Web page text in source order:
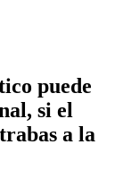
puede
si el
a la